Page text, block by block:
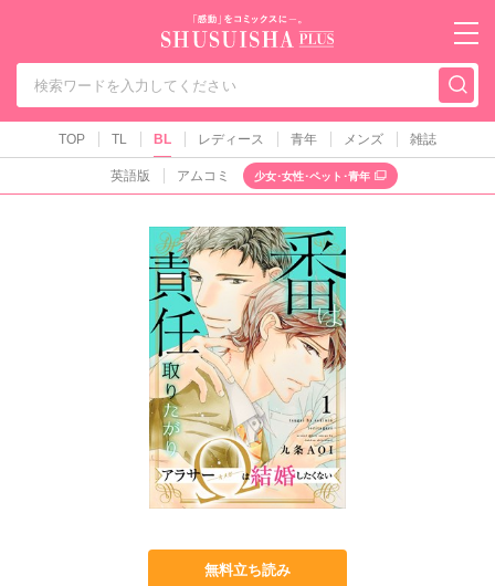
秋水社PLUS（テ
TOP TL BL レディース 青年 メンズ 雑誌
英語版 アムコミ 少女･女性･ペット･青年
無料立ち読み